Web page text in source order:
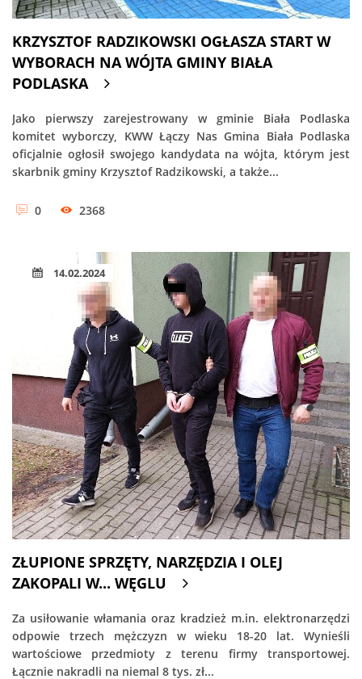
KRZYSZTOF RADZIKOWSKI OGŁASZA START W
WYBORACH NA WÓJTA GMINY BIAŁA
PODLASKA
Jako pierwszy zarejestrowany w gminie Biała Podlaska
komitet wyborczy, KWW Łączy Nas Gmina Biała Podlaska
oficjalnie ogłosił swojego kandydata na wójta, którym jest
skarbnik gminy Krzysztof Radzikowski, a także...
0 2368
14.02.2024
ZŁUPIONE SPRZĘTY, NARZĘDZIA I OLEJ
ZAKOPALI W... WĘGLU
Za usiłowanie włamania oraz kradzież m.in. elektronarzędzi
odpowie trzech mężczyzn w wieku 18-20 lat. Wynieśli
wartościowe przedmioty z terenu firmy transportowej.
Łącznie nakradli na niemal 8 tys. zł...